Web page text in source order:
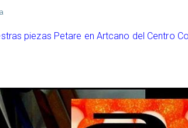
piezas Petare en Artcano del Centro